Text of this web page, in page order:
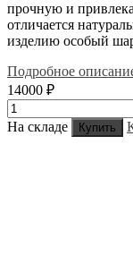
прочную и
отличается
изделию особый
Подробное
14000 ₽
На складе Купить